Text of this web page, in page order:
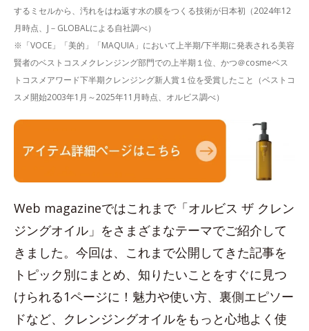
するミセルから、汚れをはね返す水の膜をつくる技術が日本初（2024年12
月時点、J－GLOBALによる自社調べ）
※「VOCE」「美的」「MAQUIA」において上半期/下半期に発表される美容
賢者のベストコスメクレンジング部門での上半期１位、かつ＠cosmeベス
トコスメアワード下半期クレンジング新人賞１位を受賞したこと（ベストコ
スメ開始2003年1月～2025年11月時点、オルビス調べ）
Web magazineではこれまで「オルビス ザ クレン
ジングオイル」をさまざまなテーマでご紹介して
きました。今回は、これまで公開してきた記事を
トピック別にまとめ、知りたいことをすぐに見つ
けられる1ページに！魅力や使い方、裏側エピソー
ドなど、クレンジングオイルをもっと心地よく使